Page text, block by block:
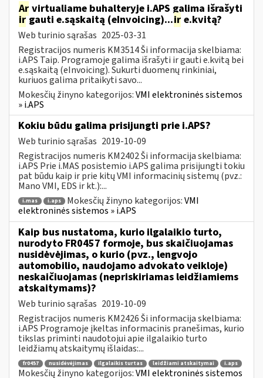
Ar virtualiame buhalteryje i.APS galima išrašyti
irgauti e.sąskaitą (eInvoicing)...ir e.kvitą?
Web turinio sąrašas 2025-03-31
Registracijos numeris KM3514 Ši informacija skelbiama:
i.APS Taip. Programoje galima išrašyti ir gauti e.kvitą bei
e.sąskaitą (eInvoicing). Sukurti duomenų rinkiniai,
kuriuos galima pritaikyti savo...
Mokesčių žinyno kategorijos:VMI elektroninės sistemos
» i.APS
Kokiu būdu galima prisijungti prie i.APS?
Web turinio sąrašas 2019-10-09
Registracijos numeris KM2402 Ši informacija skelbiama:
i.APS Prie i.MAS posistemio i.APS galima prisijungti tokiu
pat būdu kaip ir prie kitų VMI informacinių sistemų (pvz.:
Mano VMI, EDS ir kt.):...
i.mas i.aps Mokesčių žinyno kategorijos:VMI
elektroninės sistemos » i.APS
Kaip bus nustatoma, kurio ilgalaikio turto,
nurodyto FR0457 formoje, bus skaičiuojamas
nusidėvėjimas, o kurio (pvz., lengvojo
automobilio, naudojamo advokato veikloje)
neskaičiuojamas (nepriskiriamas leidžiamiems
atskaitymams)?
Web turinio sąrašas 2019-10-09
Registracijos numeris KM2426 Ši informacija skelbiama:
i.APS Programoje įkeltas informacinis pranešimas, kurio
tikslas priminti naudotojui apie ilgalaikio turto
leidžiamų atskaitymų išlaidas:...
fr0457 nusidėvėjimas ilgalaikis turtas leidžiami atskaitymai i.aps
Mokesčių žinyno kategorijos:VMI elektroninės sistemos